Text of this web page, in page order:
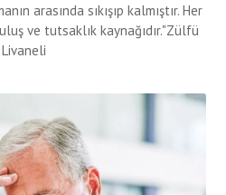
arasında sıkışıp kalmıştır. Her
ve tutsaklık kaynağıdır."Zülfü
Livaneli